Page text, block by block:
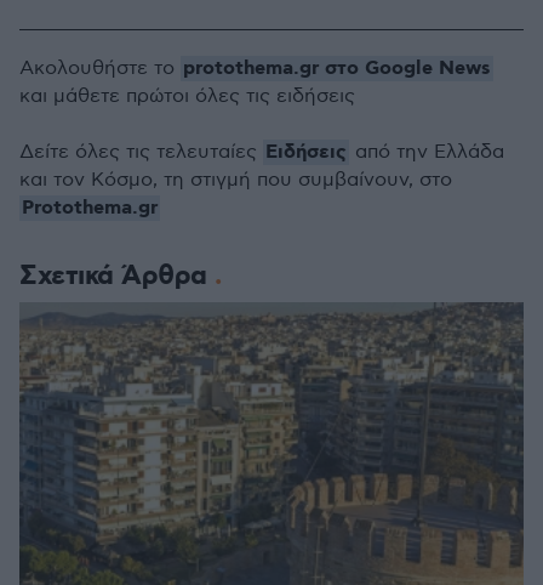
Σχετικά Άρθρα
Ακολουθήστε το protothema.gr στο Google News
και μάθετε πρώτοι όλες τις ειδήσεις
Δείτε όλες τις τελευταίες Ειδήσεις από την Ελλάδα
και τον Κόσμο, τη στιγμή που συμβαίνουν, στο
Protothema.gr